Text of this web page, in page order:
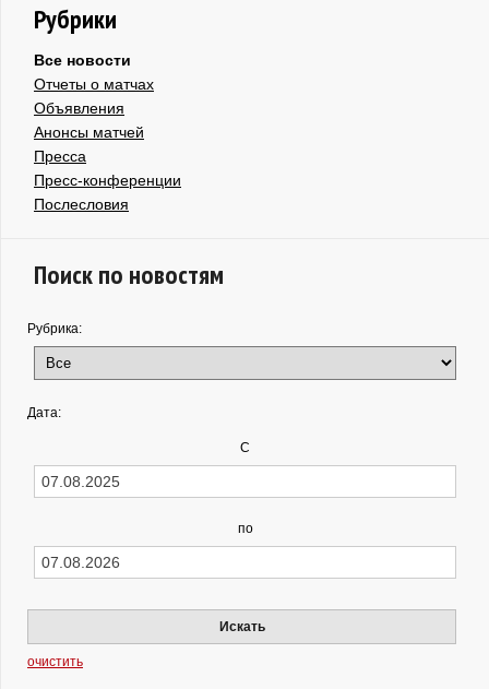
Рубрики
Все новости
Отчеты о матчах
Объявления
Анонсы матчей
Пресса
Пресс-конференции
Послесловия
Поиск по новостям
Рубрика:
Дата:
С
по
Искать
очистить